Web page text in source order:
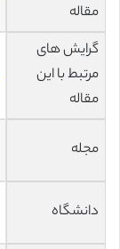
مقاله
گرایش های
مرتبط با این
مقاله
مجله
دانشگاه